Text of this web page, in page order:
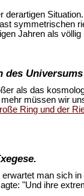
derartigen
symmetrischen
Jahren als
als das
müssen wir
Ring und der
man sich
"Und ihre